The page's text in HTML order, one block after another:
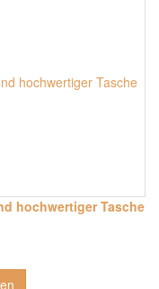
hochwertiger Tasche